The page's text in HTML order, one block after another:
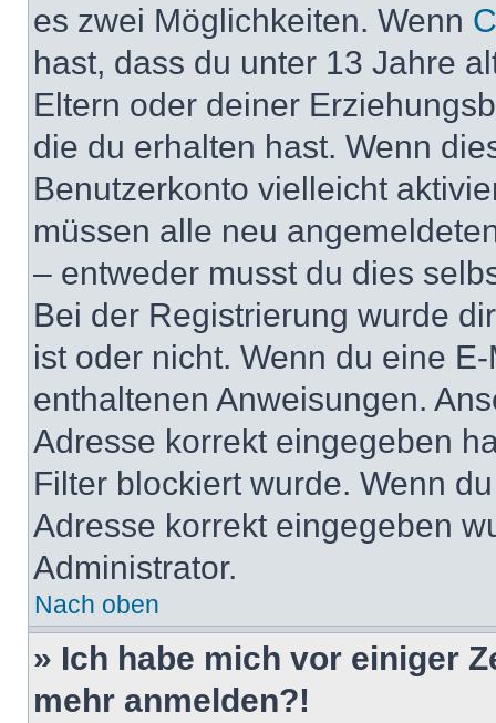
es zwei Möglichkeiten. Wenn
hast, dass du unter 13 Jahre
Eltern oder deiner
die du erhalten hast. Wenn
Benutzerkonto vielleicht
müssen alle neu
– entweder musst du dies
Bei der Registrierung wurde
ist oder nicht. Wenn du eine
enthaltenen Anweisungen.
Adresse korrekt eingegeben
Filter blockiert wurde. Wenn
Adresse korrekt eingegeben
Administrator.
Nach oben
» Ich habe mich vor einiger
mehr anmelden?!